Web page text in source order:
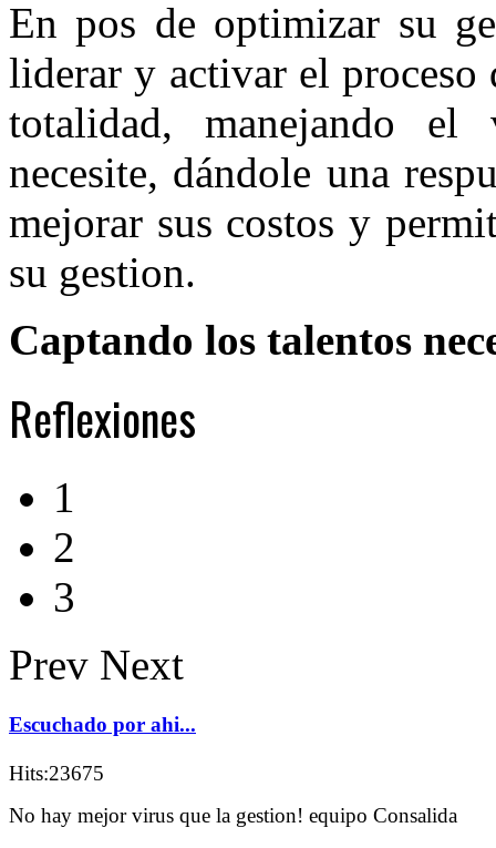
En pos de optimizar su
liderar y activar el proceso
totalidad, manejando el
necesite, dándole una
mejorar sus costos y
su gestion.
Captando los talentos
Reflexiones
1
2
3
Prev Next
Escuchado por ahi...
Hits:23675
No hay mejor virus que la gestion! equipo Consalida